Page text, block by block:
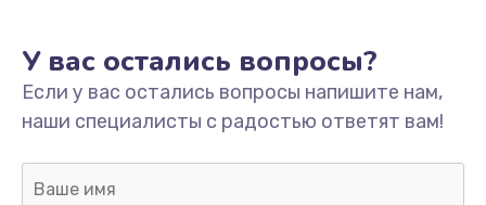
Замена/Pемонт карбюратора
1300 руб.
Заказать
У вас остались вопросы?
Если у вас остались вопросы напишите нам,
наши специалисты с радостью ответят вам!